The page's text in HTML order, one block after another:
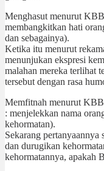
Menghasut menurut
membangkitkan hati
dan sebagainya).
Ketika itu menurut
menunjukan ekspresi
malahan mereka terlihat
tersebut dengan rasa
Memfitnah menurut
: menjelekkan nama
kehormatan).
Sekarang pertanyaannya
dan durugikan
kehormatannya, apakah